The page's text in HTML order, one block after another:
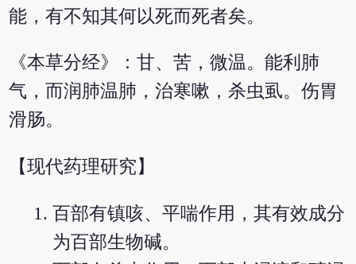
能，有不知其何以死而死者矣。
《本草分经》：甘、苦，微温。能利肺
气，而润肺温肺，治寒嗽，杀虫虱。伤胃
滑肠。
【现代药理研究】
百部有镇咳、平喘作用，其有效成分
为百部生物碱。